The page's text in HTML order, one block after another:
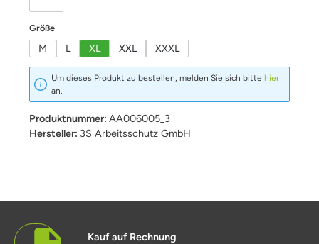
Größeauswählen
M L XL XXL XXXL
Um dieses Produkt zu bestellen, melden Sie sich bitte hier
an.
Produktnummer: AA006005_3
Hersteller: 3S Arbeitsschutz GmbH
Kauf auf Rechnung